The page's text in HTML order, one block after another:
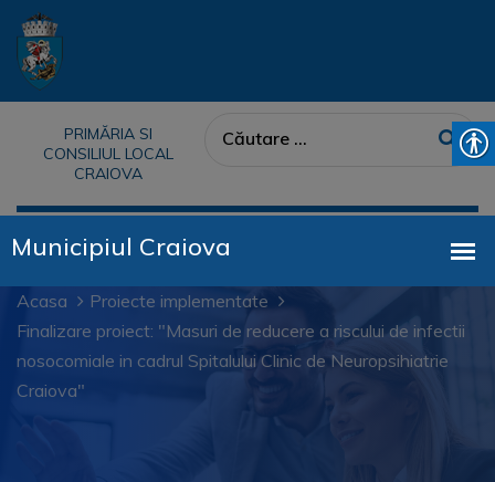
PRIMĂRIA SI
CONSILIUL LOCAL
CRAIOVA
Acasa
Proiecte implementate
Finalizare proiect: "Masuri de reducere a riscului de infectii
nosocomiale in cadrul Spitalului Clinic de Neuropsihiatrie
Craiova"